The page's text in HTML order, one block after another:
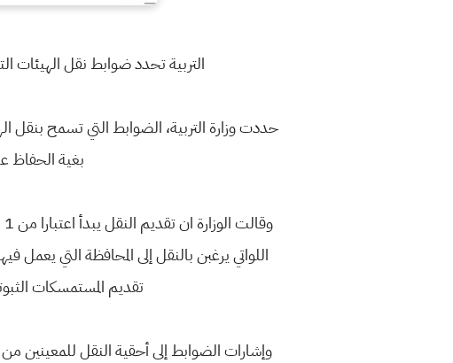
التربية تحدد ضوابط نقل الهيئات
بغية الحفاظ
اللواتي يرغبن بالنقل إلى المحافظة التي
تقديم المستمسكات
وإشارات الضوابط إلى أحقية النقل للمعينين